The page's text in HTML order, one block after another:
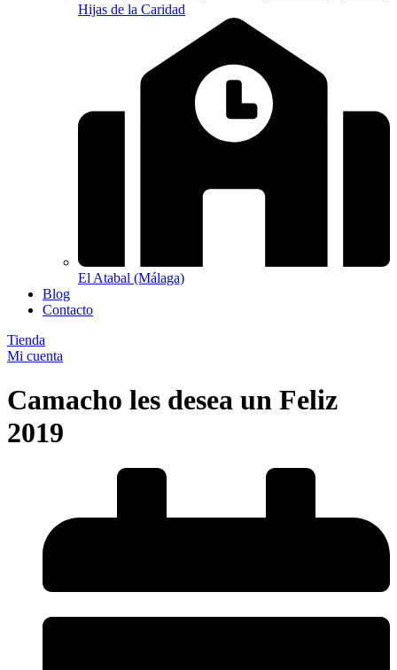
Hijas de la Caridad
El Atabal (Málaga)
Blog
Contacto
Tienda
Mi cuenta
Camacho les desea un Feliz
2019